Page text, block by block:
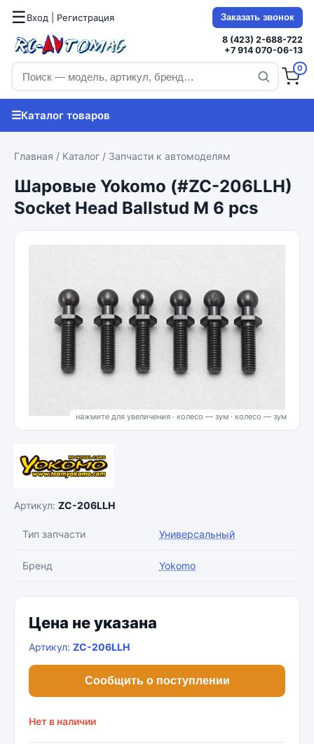
☰Вход | Регистрация Заказать звонок
8 (423) 2-688-722
+7 914 070-06-13
0
☰Каталог товаров
Главная / Каталог / Запчасти к автомоделям
Шаровые Yokomo (#ZC-206LLH)
Socket Head Ballstud M 6 pcs
нажмите для увеличения · колесо — зум
Артикул: ZC-206LLH
Тип запчасти Универсальный
Бренд Yokomo
Цена не указана
Артикул: ZC-206LLH
Сообщить о поступлении
Нет в наличии